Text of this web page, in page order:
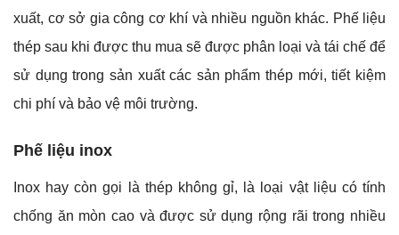
xuất, cơ sở gia công cơ khí và nhiều nguồn khác. Phế liệu
thép sau khi được thu mua sẽ được phân loại và tái chế để
sử dụng trong sản xuất các sản phẩm thép mới, tiết kiệm
chi phí và bảo vệ môi trường.
Phế liệu inox
Inox hay còn gọi là thép không gỉ, là loại vật liệu có tính
chống ăn mòn cao và được sử dụng rộng rãi trong nhiều